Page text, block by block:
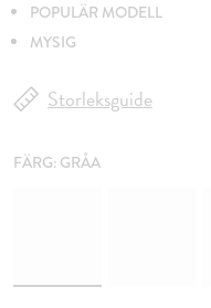
POPULÄR MODELL
MYSIG
Storleksguide
FÄRG: GRÅA